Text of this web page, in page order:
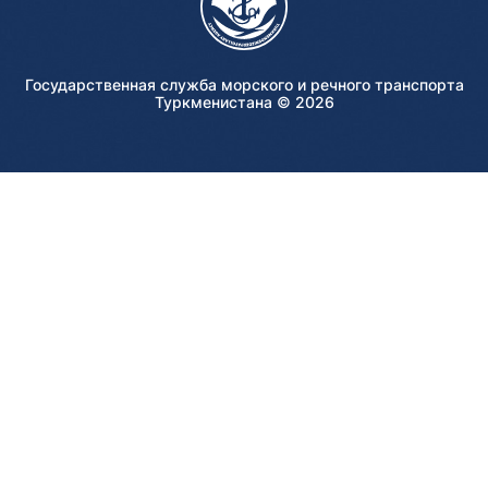
Государственная служба морского и речного транспорта
Туркменистана © 2026